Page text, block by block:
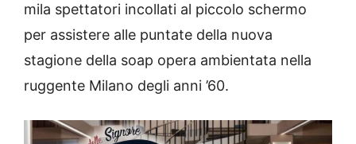
mila spettatori incollati al piccolo schermo
per assistere alle puntate della nuova
stagione della soap opera ambientata nella
ruggente Milano degli anni ’60.